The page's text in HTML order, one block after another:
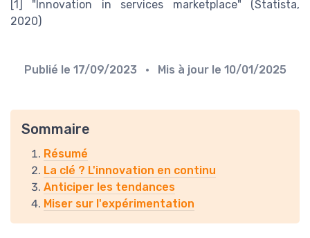
[1] "Innovation in services marketplace" (Statista,
2020)
Publié le 17/09/2023 • Mis à jour le 10/01/2025
Sommaire
Résumé
La clé ? L'innovation en continu
Anticiper les tendances
Miser sur l'expérimentation